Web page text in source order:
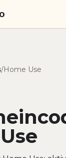
/Home Use